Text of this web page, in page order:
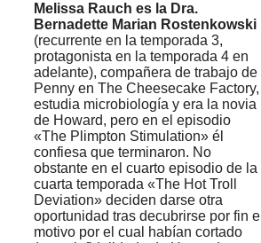
Melissa Rauch es la Dra.
Bernadette Marian Rostenkowski
(recurrente en la temporada 3,
protagonista en la temporada 4 en
adelante), compañera de trabajo de
Penny en The Cheesecake Factory,
estudia microbiología y era la novia
de Howard, pero en el episodio
«The Plimpton Stimulation» él
confiesa que terminaron. No
obstante en el cuarto episodio de la
cuarta temporada «The Hot Troll
Deviation» deciden darse otra
oportunidad tras decubrirse por fin el
motivo por el cual habían cortado